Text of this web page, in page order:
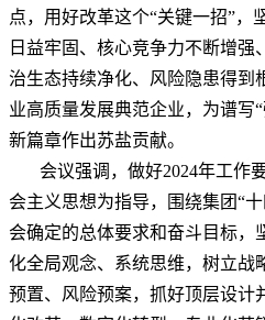
点，用好改革这个“关键一招”，
日益牢固、核心竞争力不断增
治生态持续净化、风险隐患得到
业高质量发展典范企业，为谱写
新篇章作出苏盐贡献。
会议强调，做好2024年工作
会主义思想为指导，围绕集团“
会确定的总体要求和奋斗目标，
化全局观念、系统思维，树立战
预置、风险预案，抓好顶层设计